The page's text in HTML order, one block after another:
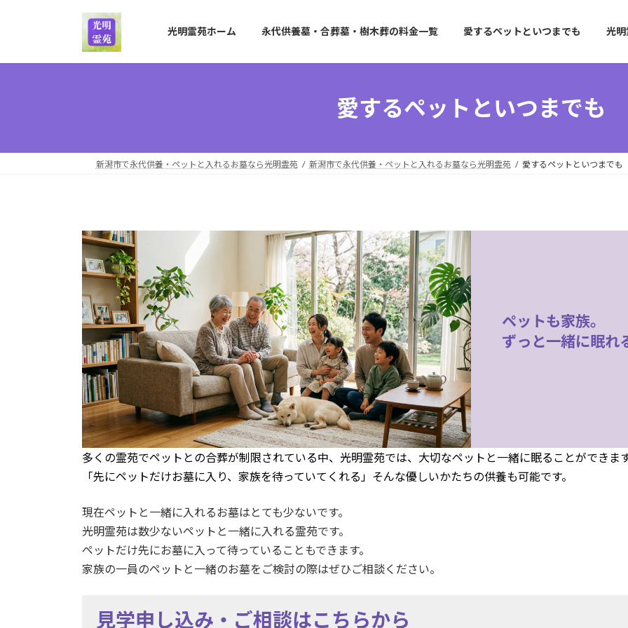
光明霊苑ホーム 永代供養墓・合葬墓・樹木葬の料金一覧 愛するペットといつまでも 光
愛するペットといつまでも
新潟市で永代供養・ペットと入れるお墓なら光明霊苑 新潟市で永代供養・ペットと入れるお墓なら光明霊苑 愛するペットといつまでも
ペットも家族。
ずっと一緒に眠れ
多くの霊苑でペットとの合葬が制限されている中、光明霊苑では、大切なペットと一緒に眠ることができます
「先にペットだけお墓に入り、家族を待っていてくれる」そんな優しいかたちの供養も可能です。
現在ペットと一緒に入れるお墓はとても少ないです。
光明霊苑は数少ないペットと一緒に入れる霊苑です。
ペットだけ先にお墓に入って待っていることもできます。
家族の一員のペットと一緒のお墓をご検討の際はぜひご相談ください。
見学申し込み・ご相談はこちらから